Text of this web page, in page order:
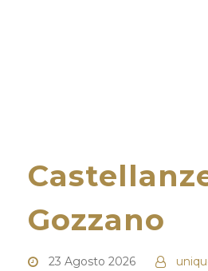
Gozzano
23 Agosto 2026